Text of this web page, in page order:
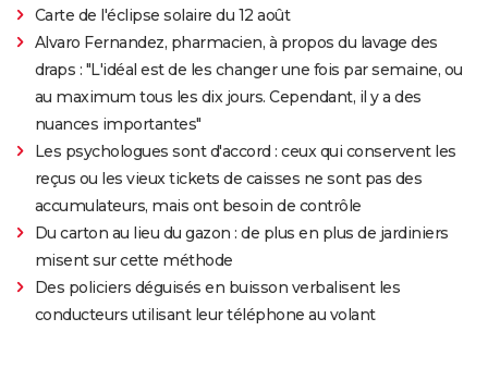
Carte de l'éclipse solaire du 12 août
Alvaro Fernandez, pharmacien, à propos du lavage des
draps : "L'idéal est de les changer une fois par semaine, ou
au maximum tous les dix jours. Cependant, il y a des
nuances importantes"
Les psychologues sont d'accord : ceux qui conservent les
reçus ou les vieux tickets de caisses ne sont pas des
accumulateurs, mais ont besoin de contrôle
Du carton au lieu du gazon : de plus en plus de jardiniers
misent sur cette méthode
Des policiers déguisés en buisson verbalisent les
conducteurs utilisant leur téléphone au volant